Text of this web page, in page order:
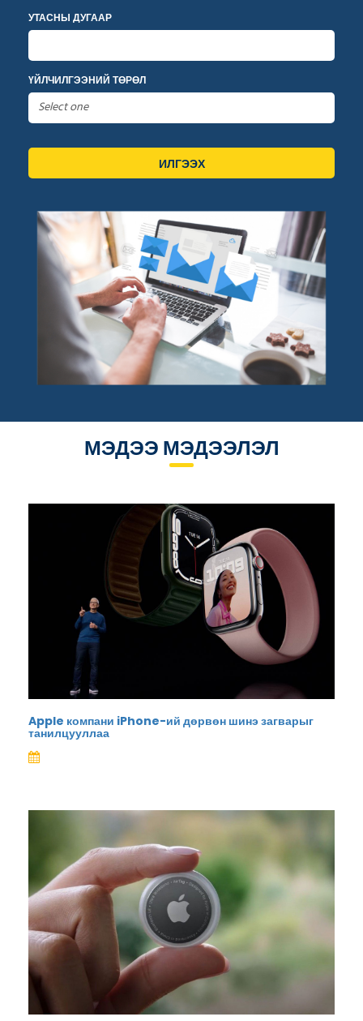
УТАСНЫ ДУГААР
ҮЙЛЧИЛГЭЭНИЙ ТӨРӨЛ
ИЛГЭЭХ
МЭДЭЭ МЭДЭЭЛЭЛ
Apple компани iPhone-ий дөрвөн шинэ загварыг
танилцууллаа